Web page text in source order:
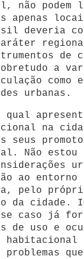
não
apenas
deveria
de
a
como
urbanas.
qual
na
seus
Não estou
ao entorno
pelo
da cidade.
caso já
de uso e
habitacional